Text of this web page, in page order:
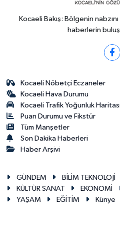
Kocaeli Bakış: Bölgenin
haberlerin
Kocaeli Nöbetçi Eczaneler
Kocaeli Hava Durumu
Kocaeli Trafik Yoğunluk
Puan Durumu ve Fikstür
Tüm Manşetler
Son Dakika Haberleri
Haber Arşivi
GÜNDEM BİLİM TEKNOLOJİ
KÜLTÜR SANAT
EKONOMİ
YAŞAM
EĞİTİM Künye